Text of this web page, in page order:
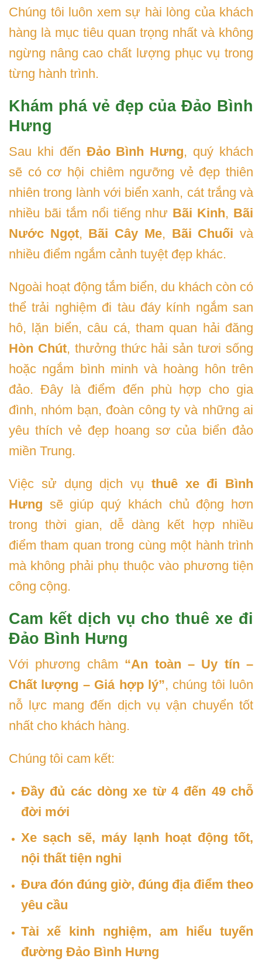
Chúng tôi luôn xem sự hài lòng của khách
hàng là mục tiêu quan trọng nhất và không
ngừng nâng cao chất lượng phục vụ trong
từng hành trình.
Khám phá vẻ đẹp của Đảo Bình
Hưng
Sau khi đến Đảo Bình Hưng, quý khách
sẽ có cơ hội chiêm ngưỡng vẻ đẹp thiên
nhiên trong lành với biển xanh, cát trắng và
nhiều bãi tắm nổi tiếng như Bãi Kinh, Bãi
Nước Ngọt, Bãi Cây Me, Bãi Chuối và
nhiều điểm ngắm cảnh tuyệt đẹp khác.
Ngoài hoạt động tắm biển, du khách còn có
thể trải nghiệm đi tàu đáy kính ngắm san
hô, lặn biển, câu cá, tham quan hải đăng
Hòn Chút, thưởng thức hải sản tươi sống
hoặc ngắm bình minh và hoàng hôn trên
đảo. Đây là điểm đến phù hợp cho gia
đình, nhóm bạn, đoàn công ty và những ai
yêu thích vẻ đẹp hoang sơ của biển đảo
miền Trung.
Việc sử dụng dịch vụ thuê xe đi Bình
Hưng sẽ giúp quý khách chủ động hơn
trong thời gian, dễ dàng kết hợp nhiều
điểm tham quan trong cùng một hành trình
mà không phải phụ thuộc vào phương tiện
công cộng.
Cam kết dịch vụ cho thuê xe đi
Đảo Bình Hưng
Với phương châm “An toàn – Uy tín –
Chất lượng – Giá hợp lý”, chúng tôi luôn
nỗ lực mang đến dịch vụ vận chuyển tốt
nhất cho khách hàng.
Chúng tôi cam kết:
Đầy đủ các dòng xe từ 4 đến 49 chỗ
đời mới
Xe sạch sẽ, máy lạnh hoạt động tốt,
nội thất tiện nghi
Đưa đón đúng giờ, đúng địa điểm theo
yêu cầu
Tài xế kinh nghiệm, am hiểu tuyến
đường Đảo Bình Hưng